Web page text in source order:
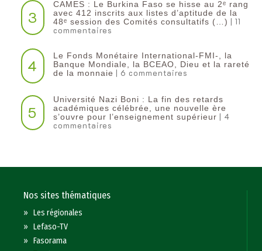
3
CAMES : Le Burkina Faso se hisse au 2ᵉ rang
avec 412 inscrits aux listes d’aptitude de la
48ᵉ session des Comités consultatifs (…) | 11
commentaires
4
Le Fonds Monétaire International-FMI-, la
Banque Mondiale, la BCEAO, Dieu et la rareté
de la monnaie | 6 commentaires
5
Université Nazi Boni : La fin des retards
académiques célébrée, une nouvelle ère
s’ouvre pour l’enseignement supérieur | 4
commentaires
Nos sites thématiques
»Les régionales
»Lefaso-TV
»Fasorama